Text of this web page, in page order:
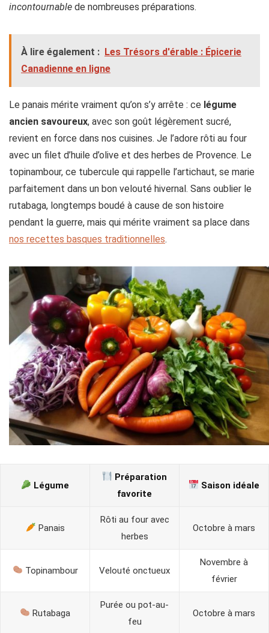
incontournable de nombreuses préparations.
À lire également : Les Trésors d'érable : Épicerie
Canadienne en ligne
Le panais mérite vraiment qu’on s’y arrête : ce légume
ancien savoureux, avec son goût légèrement sucré,
revient en force dans nos cuisines. Je l’adore rôti au four
avec un filet d’huile d’olive et des herbes de Provence. Le
topinambour, ce tubercule qui rappelle l’artichaut, se marie
parfaitement dans un bon velouté hivernal. Sans oublier le
rutabaga, longtemps boudé à cause de son histoire
pendant la guerre, mais qui mérite vraiment sa place dans
nos recettes basques traditionnelles.
Légume
Préparation
favorite
Saison idéale
Panais
Rôti au four avec
herbes
Octobre à mars
Topinambour Velouté onctueux
Novembre à
février
Rutabaga
Purée ou pot-au-
feu
Octobre à mars